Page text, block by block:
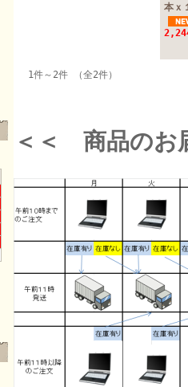
本ｘ
1件～2件 （全2件）
＜＜ 商品のお